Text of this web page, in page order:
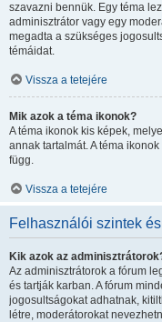
szavazni bennük. Egy téma
adminisztrátor vagy egy
megadta a szükséges
témáidat.
Vissza a tetejére
Mik azok a téma ikonok?
A téma ikonok kis képek,
annak tartalmát. A téma
függ.
Vissza a tetejére
Felhasználói szintek
Kik azok az
Az adminisztrátorok a fórum
és tartják karban. A fórum
jogosultságokat adhatnak,
létre, moderátorokat